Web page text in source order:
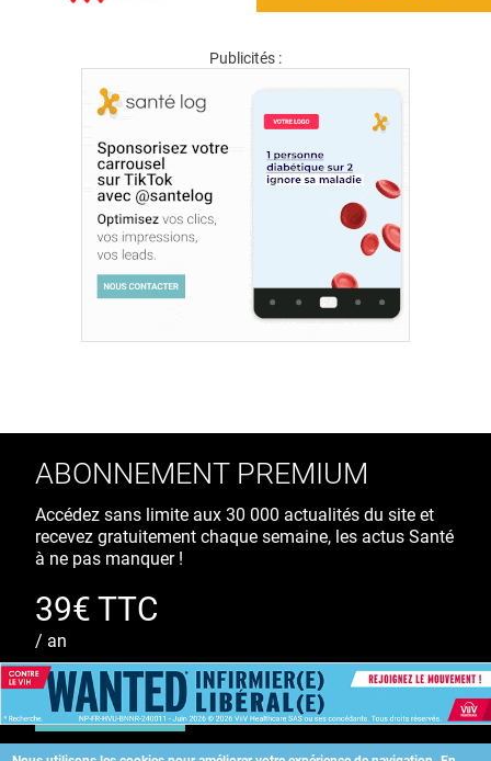
Publicités :
ABONNEMENT PREMIUM
Accédez sans limite aux 30 000 actualités du site et
recevez gratuitement chaque semaine, les actus Santé
à ne pas manquer !
39€ TTC
/ an
S'ABONNER